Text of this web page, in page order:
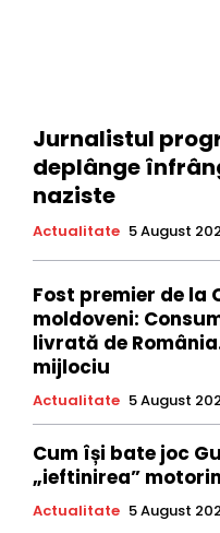
Jurnalistul
deplânge
naziste
Actualitate 5 August
Fost premier de la
moldoveni:
livrată de
mijlociu
Actualitate 5 August
Cum își bate joc
„ieftinirea”
Actualitate 5 August